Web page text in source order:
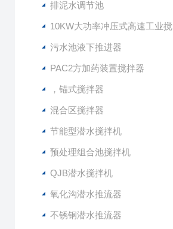
排泥水调节池
10KW大功率冲压式高速工业搅拌设备
污水池液下推进器
PAC2方加药装置搅拌器
，锚式搅拌器
混合区搅拌器
节能型潜水搅拌机
预处理组合池搅拌机
QJB潜水搅拌机
氧化沟潜水推流器
不锈钢潜水推流器